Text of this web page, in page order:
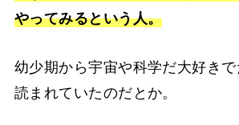
やってみるという人。
幼少期から宇宙や科学だ大好き
読まれていたのだとか。